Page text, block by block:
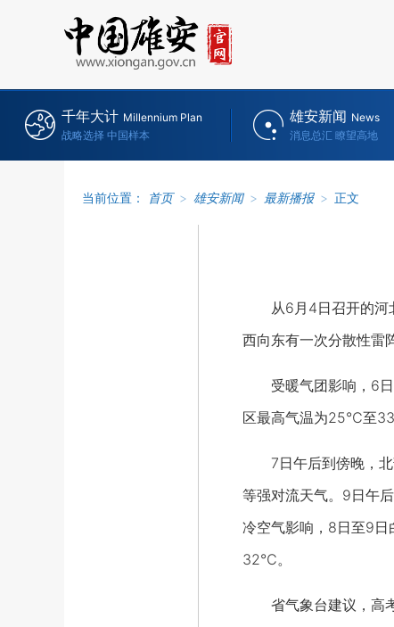
千年大计 Millennium Plan
战略选择 中国样本
雄安新闻 News
消息总汇 瞭望高地
当前位置： 首页 > 雄安新闻 > 最新播报 > 正文
从6月4日召开的河
西向东有一次分散性雷
受暖气团影响，6日
区最高气温为25℃至
7日午后到傍晚，北
等强对流天气。9日午
冷空气影响，8日至9
32℃。
省气象台建议，高考